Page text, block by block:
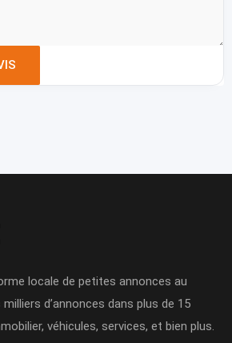
locale de petites annonces au
d’annonces dans plus de 15
véhicules, services, et bien plus.